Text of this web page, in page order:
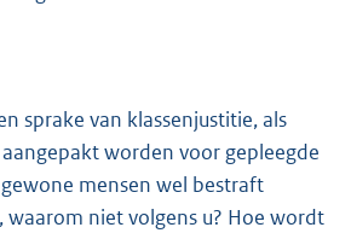
sprake van klassenjustitie, als
worden voor gepleegde
mensen wel bestraft
waarom niet volgens u? Hoe wordt